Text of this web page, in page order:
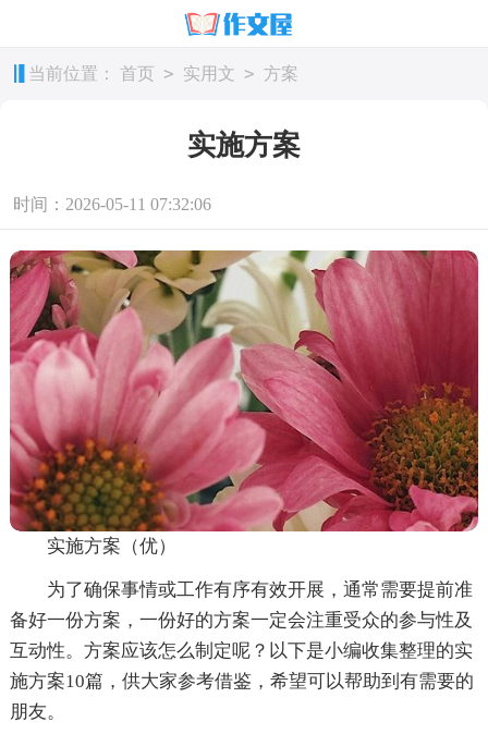
当前位置： 首页 > 实用文 > 方案
实施方案
时间：2026-05-11 07:32:06
实施方案（优）
为了确保事情或工作有序有效开展，通常需要提前准
备好一份方案，一份好的方案一定会注重受众的参与性及
互动性。方案应该怎么制定呢？以下是小编收集整理的实
施方案10篇，供大家参考借鉴，希望可以帮助到有需要的
朋友。